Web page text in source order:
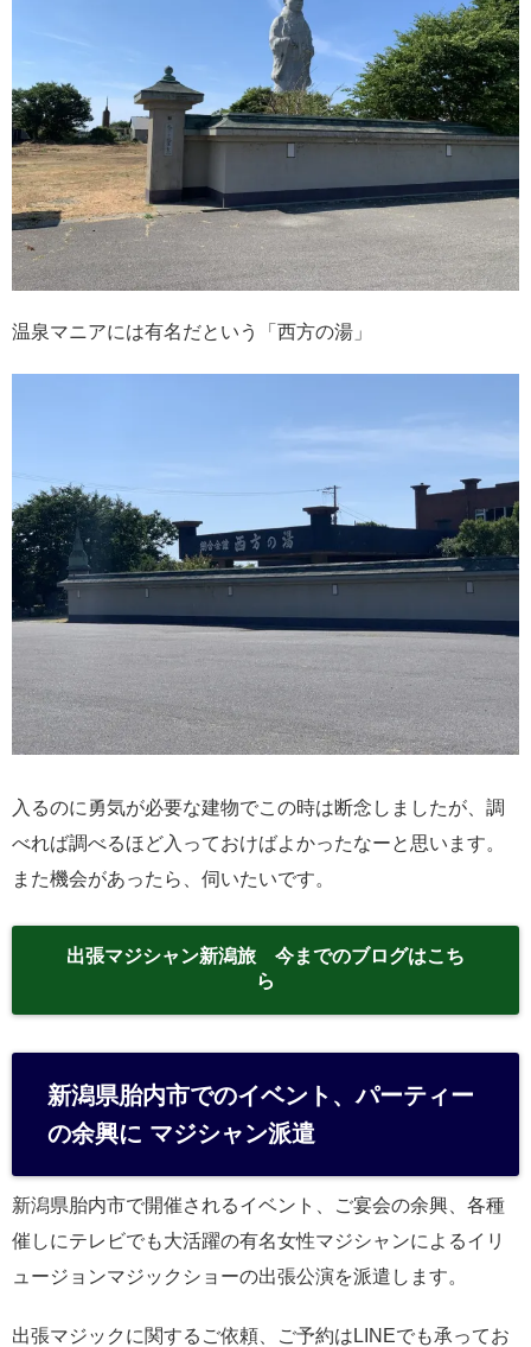
温泉マニアには有名だという「西方の湯」
入るのに勇気が必要な建物でこの時は断念しましたが、調
べれば調べるほど入っておけばよかったなーと思います。
また機会があったら、伺いたいです。
出張マジシャン新潟旅 今までのブログはこち
ら
新潟県胎内市でのイベント、パーティー
の余興に マジシャン派遣
新潟県胎内市で開催されるイベント、ご宴会の余興、各種
催しにテレビでも大活躍の有名女性マジシャンによるイリ
ュージョンマジックショーの出張公演を派遣します。
出張マジックに関するご依頼、ご予約はLINEでも承ってお